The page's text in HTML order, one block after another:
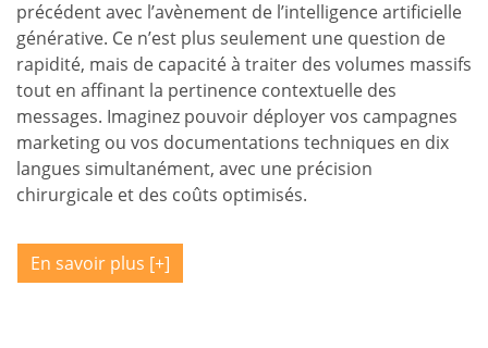
précédent avec l’avènement de l’intelligence artificielle
générative. Ce n’est plus seulement une question de
rapidité, mais de capacité à traiter des volumes massifs
tout en affinant la pertinence contextuelle des
messages. Imaginez pouvoir déployer vos campagnes
marketing ou vos documentations techniques en dix
langues simultanément, avec une précision
chirurgicale et des coûts optimisés.
En savoir plus